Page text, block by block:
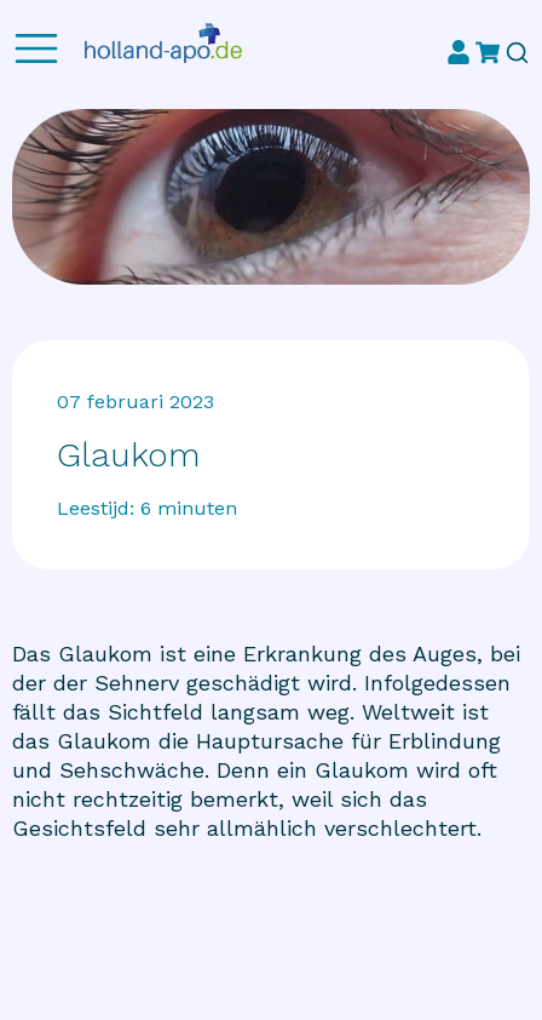
07 februari 2023
Glaukom
Leestijd:6 minuten
Das Glaukom ist eine Erkrankung des Auges, bei
der der Sehnerv geschädigt wird. Infolgedessen
fällt das Sichtfeld langsam weg. Weltweit ist
das Glaukom die Hauptursache für Erblindung
und Sehschwäche. Denn ein Glaukom wird oft
nicht rechtzeitig bemerkt, weil sich das
Gesichtsfeld sehr allmählich verschlechtert.